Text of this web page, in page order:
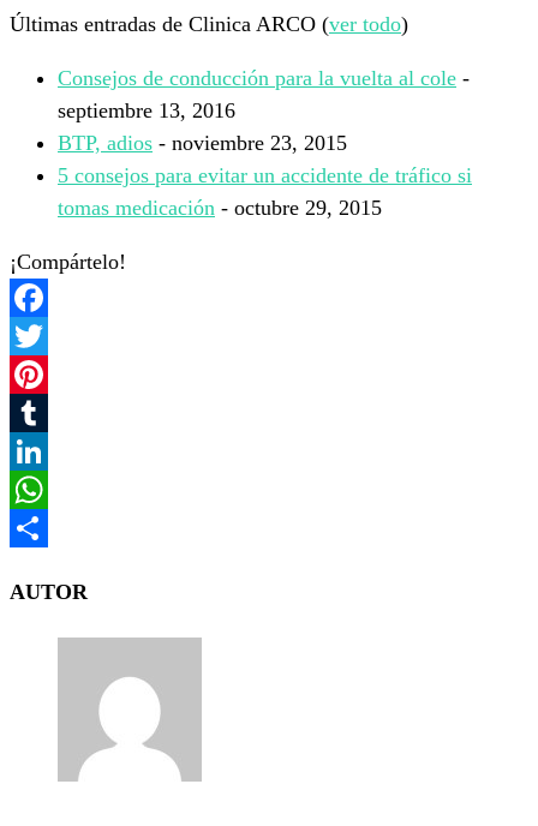
Últimas entradas de Clinica ARCO (ver todo)
Consejos de conducción para la vuelta al cole -
septiembre 13, 2016
BTP, adios - noviembre 23, 2015
5 consejos para evitar un accidente de tráfico si
tomas medicación - octubre 29, 2015
¡Compártelo!
Facebook
Twitter
Pinterest
Tumblr
LinkedIn
WhatsApp
AUTOR